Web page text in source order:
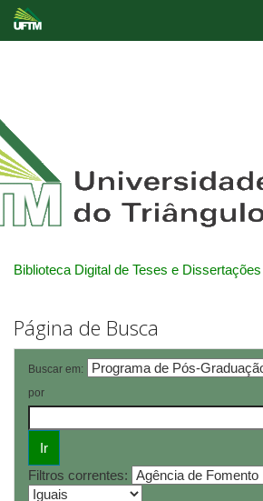
Biblioteca Digital de Teses e Dissertações
Página de Busca
Buscar em:
por
Filtros correntes: